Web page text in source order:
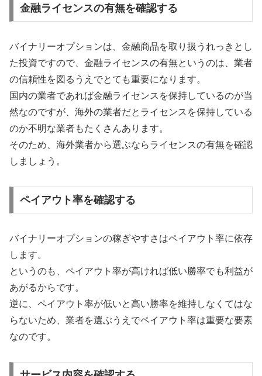
金融ライセンスの有無を確認する
バイナリーオプションは、金融商品を取り扱うれっきとし
た投資ですので、金融ライセンスの有無というのは、業者
の信頼性を図るうえでとても重要になります。
国内の業者であれば金融ライセンスを保持しているのが当
然なのですが、海外の業者だとライセンスを保持している
のか不明な業者もたくさんあります。
そのため、海外業者から選ぶならライセンスの有無を確認
しましょう。
ペイアウト率を確認する
バイナリーオプションの稼ぎやすさはペイアウト率に依存
します。
というのも、ペイアウト率が高ければ低い勝率でも利益が
あがるからです。
逆に、ペイアウト率が低いと高い勝率を維持しなくてはな
らないため、業者を選ぶうえでペイアウト率は重要な要素
なのです。